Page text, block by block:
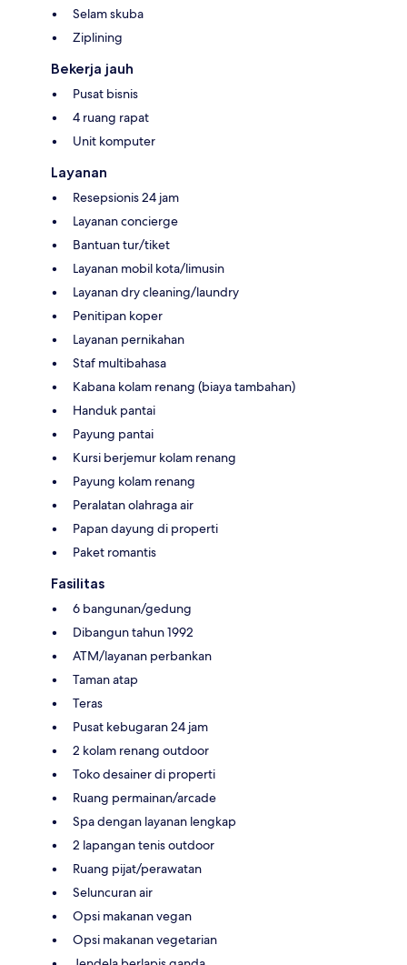
Selam skuba
Ziplining
Bekerja jauh
Pusat bisnis
4 ruang rapat
Unit komputer
Layanan
Resepsionis 24 jam
Layanan concierge
Bantuan tur/tiket
Layanan mobil kota/limusin
Layanan dry cleaning/laundry
Penitipan koper
Layanan pernikahan
Staf multibahasa
Kabana kolam renang (biaya tambahan)
Handuk pantai
Payung pantai
Kursi berjemur kolam renang
Payung kolam renang
Peralatan olahraga air
Papan dayung di properti
Paket romantis
Fasilitas
6 bangunan/gedung
Dibangun tahun 1992
ATM/layanan perbankan
Taman atap
Teras
Pusat kebugaran 24 jam
2 kolam renang outdoor
Toko desainer di properti
Ruang permainan/arcade
Spa dengan layanan lengkap
2 lapangan tenis outdoor
Ruang pijat/perawatan
Seluncuran air
Opsi makanan vegan
Opsi makanan vegetarian